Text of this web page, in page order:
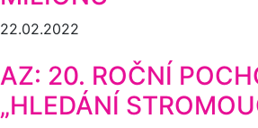
22.02.2022
AZ: 20. ROČNÍ
„HLEDÁNÍ